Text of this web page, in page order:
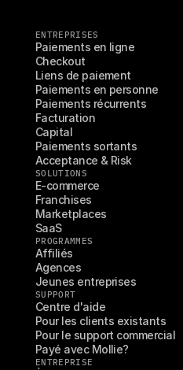
ENTREPRISES
Paiements en ligne
Checkout
Liens de paiement
Paiements en personne
Paiements récurrents
Facturation
Capital
Paiements sortants
Acceptance & Risk
SOLUTIONS
E-commerce
Franchises
Marketplaces
SaaS
PROGRAMMES
Affiliés
Agences
Jeunes entreprises
SUPPORT
Centre d'aide
Pour les clients existants
Pour le support commercial
Payé avec Mollie?
ENTREPRISE